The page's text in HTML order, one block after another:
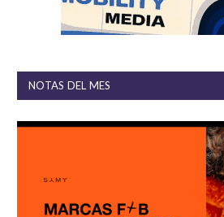
NOTAS DEL MES